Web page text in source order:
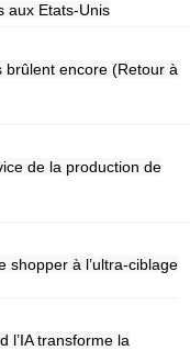
aux Etats-Unis
encore (Retour à
de la production de
shopper à l’ultra-ciblage
l’IA transforme la